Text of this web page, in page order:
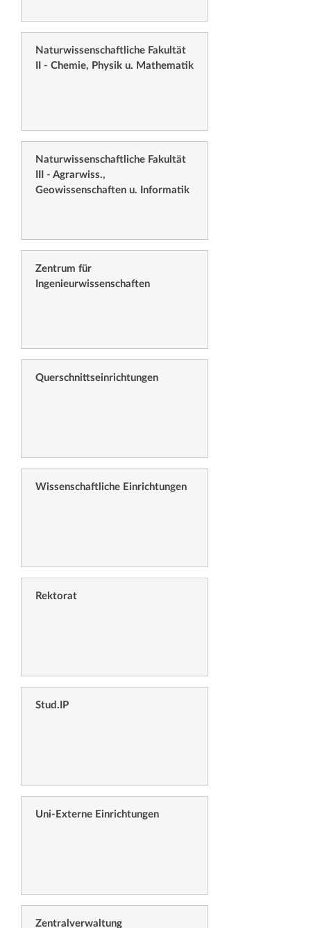
Naturwissenschaftliche Fakultät
II - Chemie, Physik u. Mathematik
Naturwissenschaftliche Fakultät
III - Agrarwiss.,
Geowissenschaften u. Informatik
Zentrum für
Ingenieurwissenschaften
Querschnittseinrichtungen
Wissenschaftliche Einrichtungen
Rektorat
Stud.IP
Uni-Externe Einrichtungen
Zentralverwaltung